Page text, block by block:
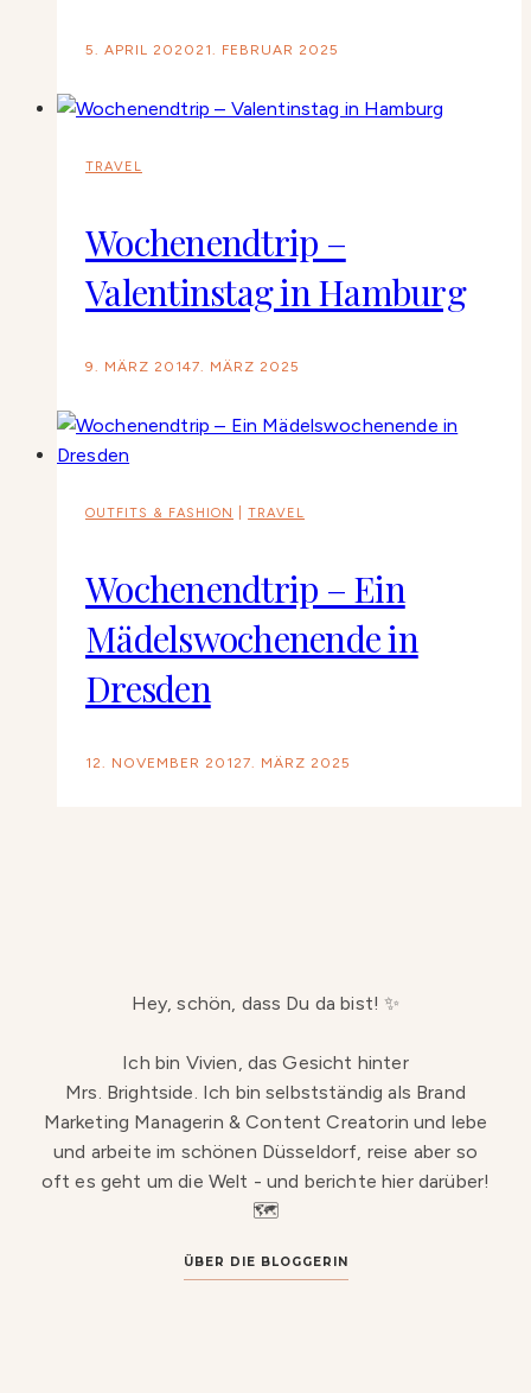
5. APRIL 2020 21. FEBRUAR 2025
TRAVEL
Wochenendtrip –
Valentinstag in Hamburg
9. MÄRZ 20147. MÄRZ 2025
OUTFITS & FASHION TRAVEL
Wochenendtrip – Ein
Mädelswochenende in
Dresden
12. NOVEMBER 20127. MÄRZ 2025
Hey, schön, dass Du da bist! ✨
Ich bin Vivien, das Gesicht hinter
Mrs. Brightside. Ich bin selbstständig als Brand
Marketing Managerin & Content Creatorin und lebe
und arbeite im schönen Düsseldorf, reise aber so
oft es geht um die Welt - und berichte hier darüber!
🗺️
ÜBER DIE BLOGGERIN